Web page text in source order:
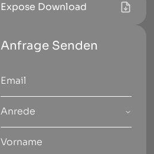
Expose Download
Anfrage Senden
Anrede